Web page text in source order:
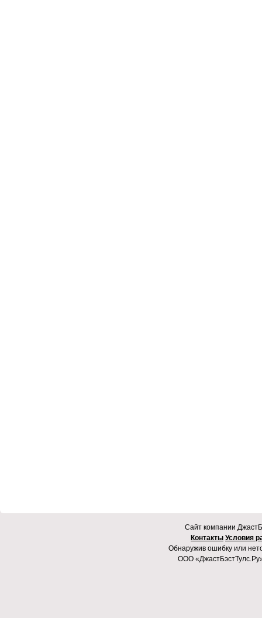
Cайт компании
Контакты Условия
Обнаружив ошибку или
ООО